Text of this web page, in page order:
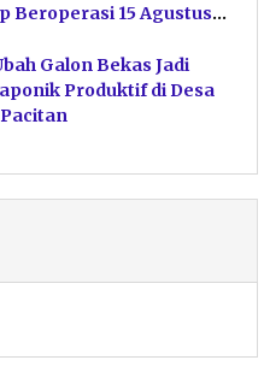
Beroperasi 15 Agustus
Galon Bekas Jadi
Produktif di Desa